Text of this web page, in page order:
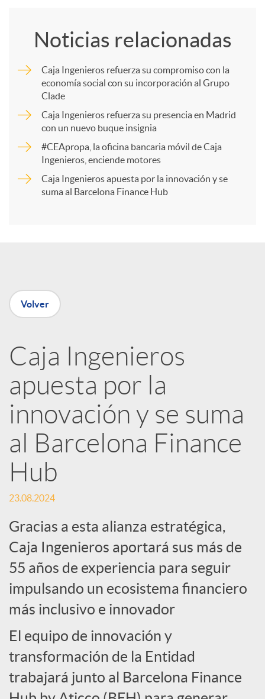
m
r
r
e
n
R
e
d
e
s
S
o
c
Noticias relacionadas
Caja Ingenieros refuerza su compromiso con la
economía social con su incorporación al Grupo
Clade
Caja Ingenieros refuerza su presencia en Madrid
con un nuevo buque insignia
#CEApropa, la oficina bancaria móvil de Caja
Ingenieros, enciende motores
Caja Ingenieros apuesta por la innovación y se
suma al Barcelona Finance Hub
Volver
Caja Ingenieros
apuesta por la
innovación y se suma
al Barcelona Finance
Hub
23.08.2024
Gracias a esta alianza estratégica,
Caja Ingenieros aportará sus más de
55 años de experiencia para seguir
impulsando un ecosistema financiero
más inclusivo e innovador
El equipo de innovación y
transformación de la Entidad
trabajará junto al Barcelona Finance